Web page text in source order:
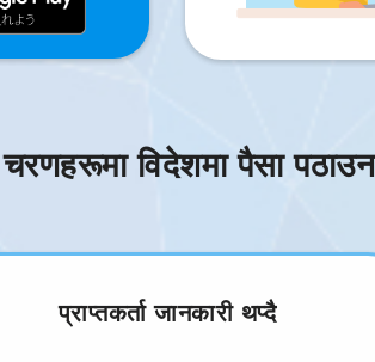
विदेशमा पैसा
प्राप्तकर्ता जानकारी थप्दै